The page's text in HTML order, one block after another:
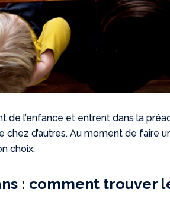
de l’enfance et entrent dans la
chez d’autres. Au moment de faire
choix.
: comment trouver